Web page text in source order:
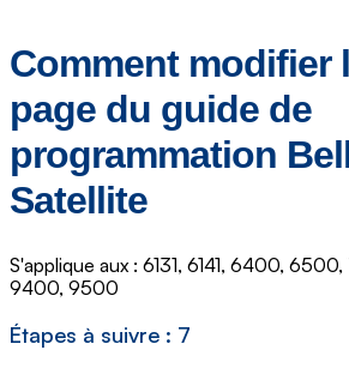
Comment modifier
page du guide de
programmation
Satellite
S'applique aux : 6131, 6141, 6400,
9400, 9500
Étapes à suivre : 7